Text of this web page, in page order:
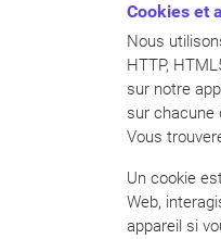
Cookies et
Nous
HTTP,
sur notre
sur chacune
Vous
Un cookie
Web,
appareil si